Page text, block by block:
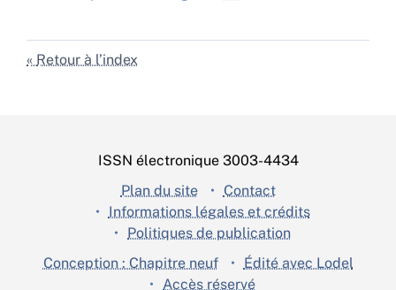
Retour à l’index
ISSN électronique 3003-4434
Plan du site
Contact
Informations légales et crédits
Politiques de publication
Conception : Chapitre neuf
Édité avec Lodel
Accès réservé